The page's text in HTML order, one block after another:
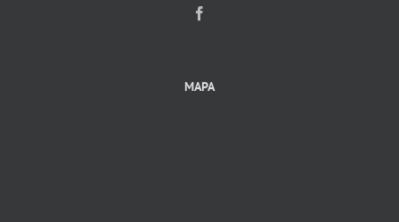
MAPA